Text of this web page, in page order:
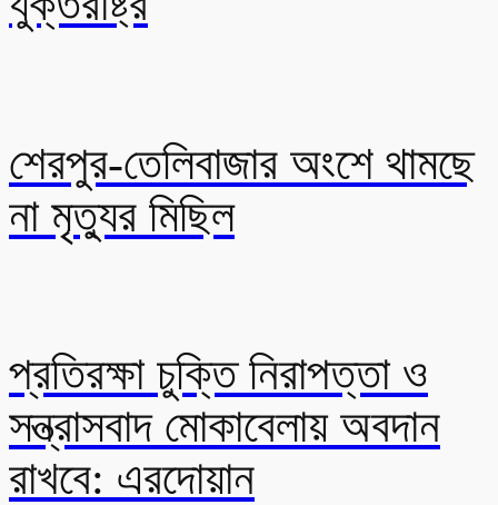
শেরপুর-তেলিবাজার অংশে থামছে
না মৃত্যুর মিছিল
প্রতিরক্ষা চুক্তি নিরাপত্তা ও
সন্ত্রাসবাদ মোকাবেলায় অবদান
রাখবে: এরদোয়ান